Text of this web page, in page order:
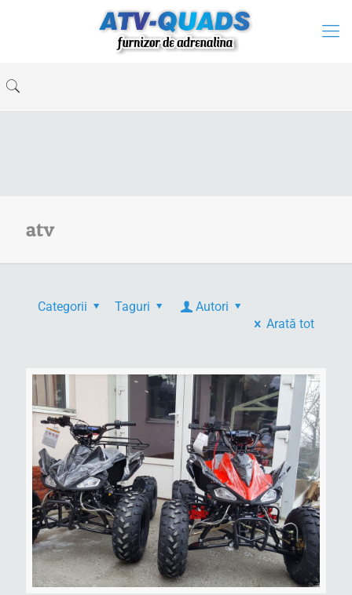
atv
Categorii Taguri
Autori
Arată tot